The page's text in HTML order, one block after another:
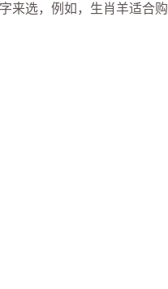
来选，例如，生肖羊适合购